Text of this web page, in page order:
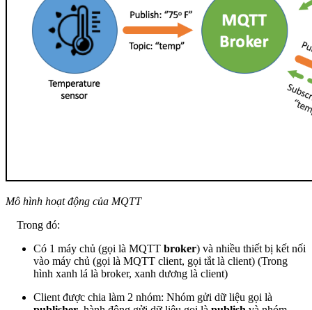
Mô hình hoạt động của MQTT
Trong đó:
Có 1 máy chủ (gọi là MQTT broker) và nhiều thiết bị kết nối
vào máy chủ (gọi là MQTT client, gọi tắt là client) (Trong
hình xanh lá là broker, xanh dương là client)
Client được chia làm 2 nhóm: Nhóm gửi dữ liệu gọi là